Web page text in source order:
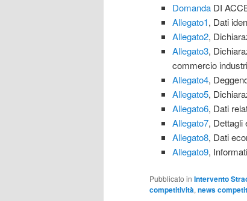
DomandaDI
Allegato1, Dati
Allegato2,
Allegato3,
commercio
Allegato4,
Allegato5,
Allegato6, Dati
Allegato7, Dettagli
Allegato8, Dati
Allegato9,
Pubblicato in Intervento
competitività, news